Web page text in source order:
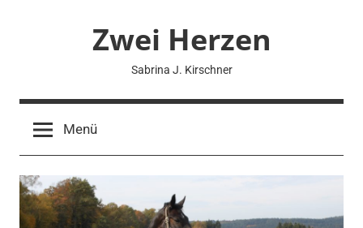
Zwei Herzen
Sabrina J. Kirschner
Menü